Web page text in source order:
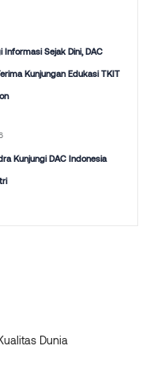
Informasi Sejak Dini, DAC
Kunjungan Edukasi TKIT
Kunjungi DAC Indonesia
Dunia